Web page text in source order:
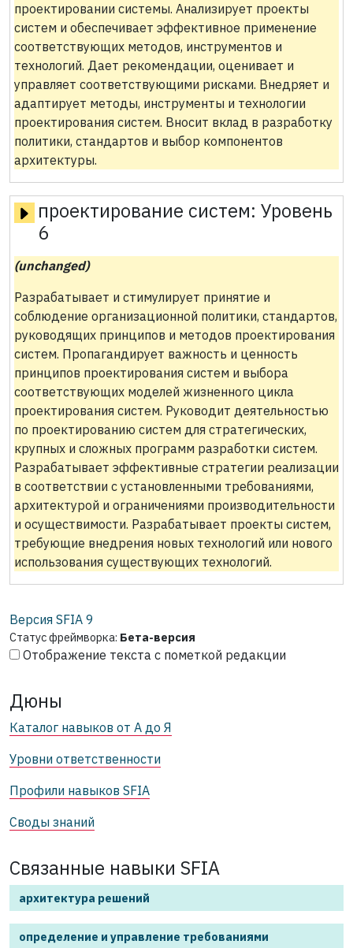
проектировании системы. Анализирует проекты
систем и обеспечивает эффективное применение
соответствующих методов, инструментов и
технологий. Дает рекомендации, оценивает и
управляет соответствующими рисками. Внедряет и
адаптирует методы, инструменты и технологии
проектирования систем. Вносит вклад в разработку
политики, стандартов и выбор компонентов
архитектуры.
проектирование систем: Уровень
6
(unchanged)
Разрабатывает и стимулирует принятие и
соблюдение организационной политики, стандартов,
руководящих принципов и методов проектирования
систем. Пропагандирует важность и ценность
принципов проектирования систем и выбора
соответствующих моделей жизненного цикла
проектирования систем. Руководит деятельностью
по проектированию систем для стратегических,
крупных и сложных программ разработки систем.
Разрабатывает эффективные стратегии реализации
в соответствии с установленными требованиями,
архитектурой и ограничениями производительности
и осуществимости. Разрабатывает проекты систем,
требующие внедрения новых технологий или нового
использования существующих технологий.
Версия SFIA 9
Статус фреймворка: Бета-версия
Отображение текста с пометкой редакции
Дюны
Каталог навыков от А до Я
Уровни ответственности
Профили навыков SFIA
Своды знаний
Связанные навыки SFIA
архитектура решений
определение и управление требованиями